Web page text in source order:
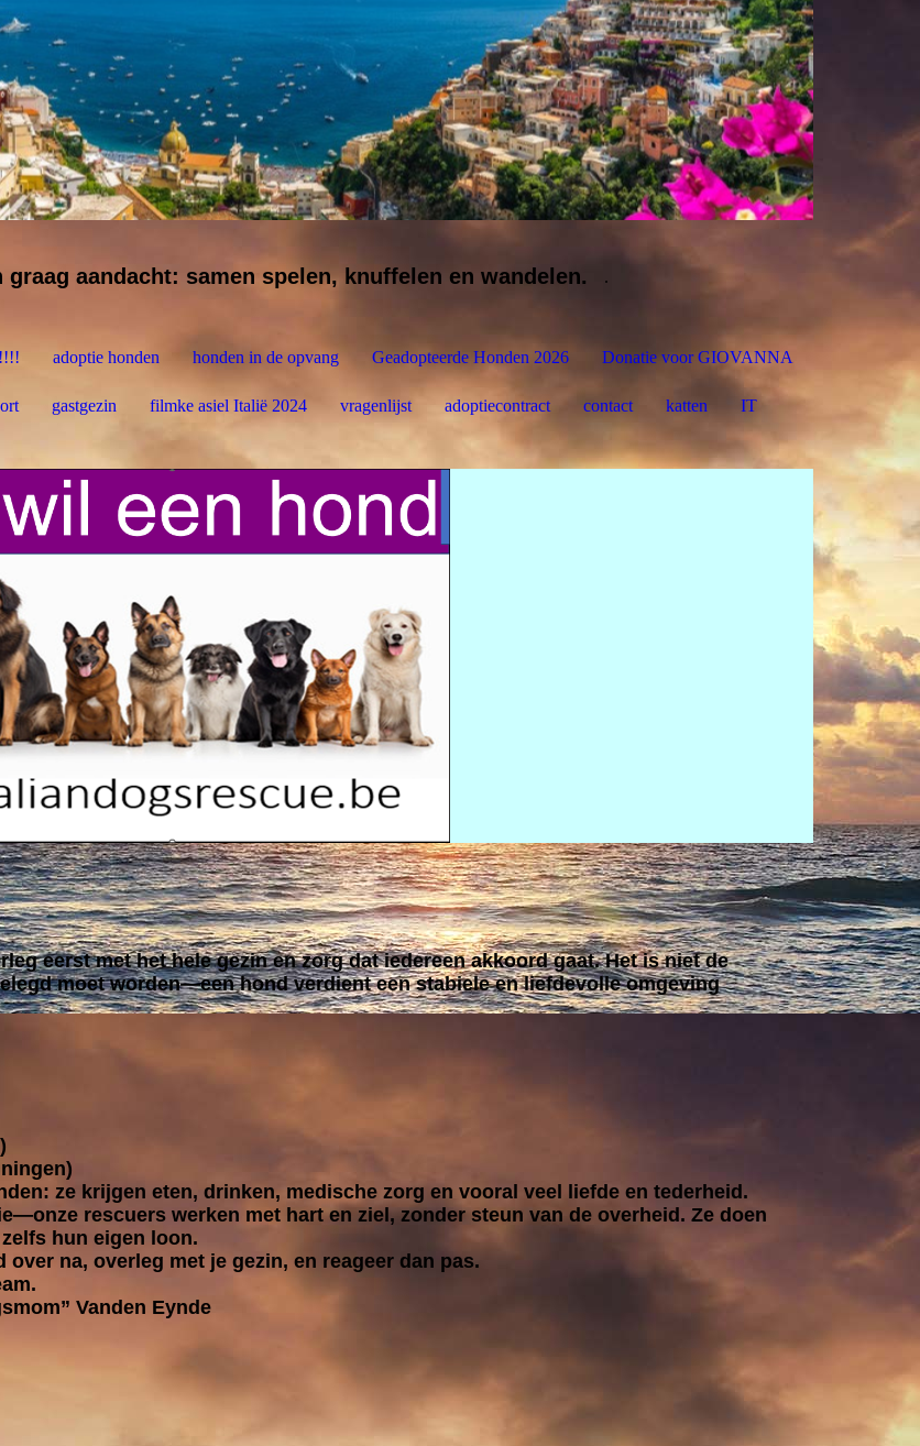
aandacht: samen spelen, knuffelen en wandelen. .
adoptie honden honden in de opvang Geadopteerde Honden 2026 Donatie voor GIOVANNA
gastgezin filmke asiel Italië 2024 vragenlijst adoptiecontract contact katten IT
NL
eerst met het hele gezin en zorg dat iedereen akkoord gaat. Het is niet de
moet worden—een hond verdient een stabiele en liefdevolle omgeving
ze krijgen eten, drinken, medische zorg en vooral veel liefde en tederheid.
rescuers werken met hart en ziel, zonder steun van de overheid. Ze doen
hun eigen loon.
na, overleg met je gezin, en reageer dan pas.
Vanden Eynde